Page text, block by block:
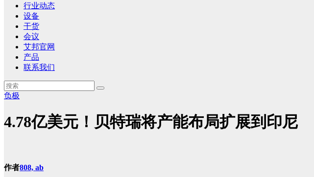
行业动态
设备
干货
会议
艾邦官网
产品
联系我们
负极
4.78亿美元！贝特瑞将产能布局扩展到印尼
作者808, ab